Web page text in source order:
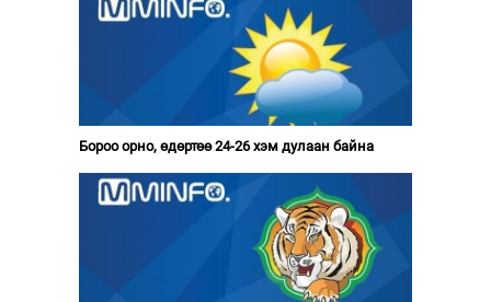
Бороо орно, өдөртөө 24-26 хэм дулаан байна